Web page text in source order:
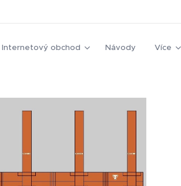
Internetový obchod Návody Více